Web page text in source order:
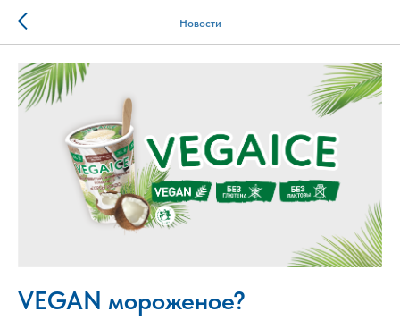
Новости
VEGAN мороженое?